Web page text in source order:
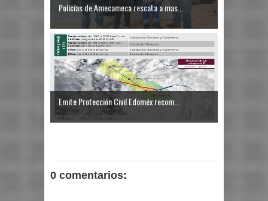
Policías de Amecameca rescata a mas...
Emite Protección Civil Edoméx recom...
0 comentarios: